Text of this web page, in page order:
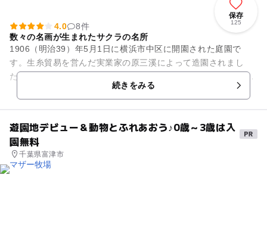
保存
125
4.0
8件
数々の名画が生まれたサクラの名所
1906（明治39）年5月1日に横浜市中区に開園された庭園で
す。生糸貿易を営んだ実業家の原三溪によって造園されまし
た。17万平方メートルを越える敷地の中には、歴史的に価値の
高い建造物が京都や鎌倉...続きをみる
遊園地デビュー＆動物とふれあおう♪0歳～3歳は入
園無料
千葉県富津市